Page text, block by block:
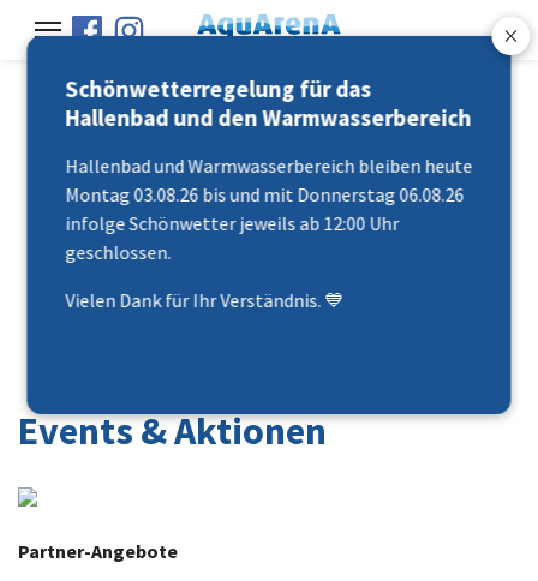
"abtauche - abschaute -
uftanke"
Events & Aktionen
Partner-Angebote
Schönwetterregelung für das
Hallenbad und den Warmwasserbereich
Hallenbad und Warmwasserbereich bleiben heute
Montag 03.08.26 bis und mit Donnerstag 06.08.26
infolge Schönwetter jeweils ab 12:00 Uhr
geschlossen.
Vielen Dank für Ihr Verständnis. 💙